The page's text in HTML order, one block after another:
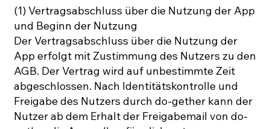
(1) Vertragsabschluss über die Nutzung der App
und Beginn der Nutzung
Der Vertragsabschluss über die Nutzung der
App erfolgt mit Zustimmung des Nutzers zu den
AGB. Der Vertrag wird auf unbestimmte Zeit
abgeschlossen. Nach Identitätskontrolle und
Freigabe des Nutzers durch do-gether kann der
Nutzer ab dem Erhalt der Freigabemail von do-